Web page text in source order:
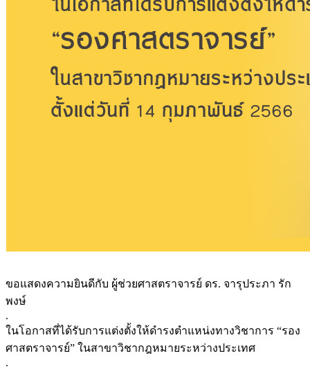
ขอแสดงความยินดีกับ ผู้ช่วยศาสตราจารย์ ดร. จารุประภา รัก
พงษ์
.
ในโอกาสที่ได้รับการแต่งตั้งให้ดำรงตำแหน่งทางวิชาการ “รอง
ศาสตราจารย์” ในสาขาวิชากฎหมายระหว่างประเทศ
.